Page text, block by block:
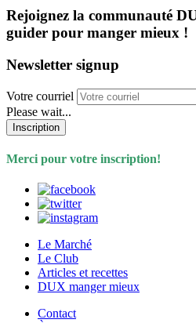
Rejoignez la communauté
guider pour manger mieux !
Newsletter signup
Votre courriel
Please wait...
Inscription
Merci pour votre inscription!
Le Marché
Le Club
Articles et recettes
DUX manger mieux
Contact